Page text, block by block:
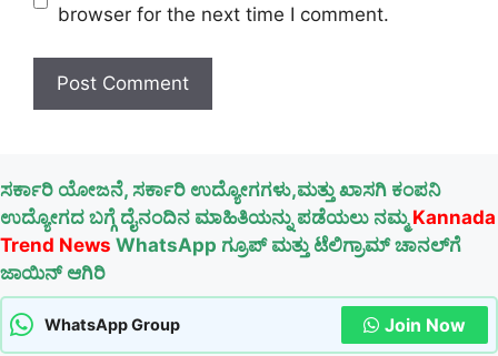
browser for the next time I comment.
ಸರ್ಕಾರಿ ಯೋಜನೆ, ಸರ್ಕಾರಿ ಉದ್ಯೋಗಗಳು,ಮತ್ತು ಖಾಸಗಿ ಕಂಪನಿ
ಉದ್ಯೋಗದ ಬಗ್ಗೆ ದೈನಂದಿನ ಮಾಹಿತಿಯನ್ನು ಪಡೆಯಲು ನಮ್ಮ Kannada
Trend News WhatsApp ಗ್ರೂಪ್ ಮತ್ತು ಟೆಲಿಗ್ರಾಮ್ ಚಾನಲ್‌ಗೆ
ಜಾಯಿನ್ ಆಗಿರಿ
WhatsApp Group Join Now